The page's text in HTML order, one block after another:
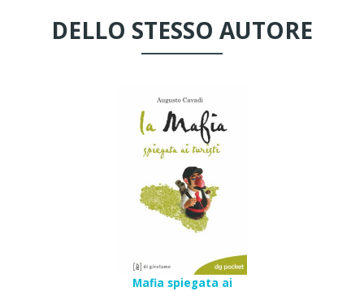
DELLO STESSO AUTORE
Mafia spiegata ai